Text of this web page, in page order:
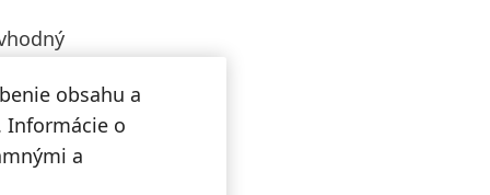
obsahu a
Informácie o
a